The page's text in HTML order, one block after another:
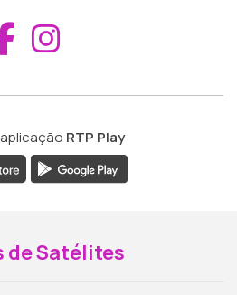
Aceder ao
RTP Play
de Satélites